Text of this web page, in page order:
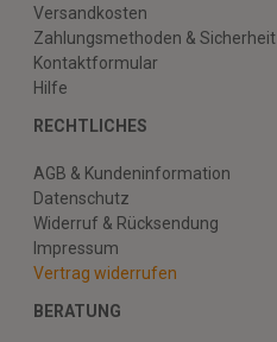
Versandkosten
Zahlungsmethoden & Sicherheit
Kontaktformular
Hilfe
RECHTLICHES
AGB & Kundeninformation
Datenschutz
Widerruf & Rücksendung
Impressum
Vertrag widerrufen
BERATUNG